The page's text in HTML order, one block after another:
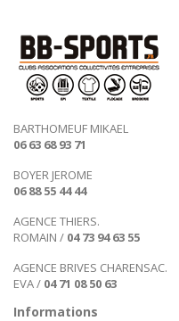
BARTHOMEUF MIKAEL
06 63 68 93 71
BOYER JEROME
06 88 55 44 44
AGENCE THIERS.
ROMAIN / 04 73 94 63 55
AGENCE BRIVES CHARENSAC.
EVA / 04 71 08 50 63
Informations